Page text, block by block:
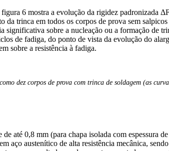
6 mostra a evolução da rigidez padronizada
trinca em todos os corpos de prova sem
sobre a nucleação ou a formação de
de fadiga, do ponto de vista da evolução do
sobre a resistência à fadiga.
dez corpos de prova com trinca de soldagem (as
até 0,8 mm (para chapa isolada com espessura
aço austenítico de alta resistência mecânica,